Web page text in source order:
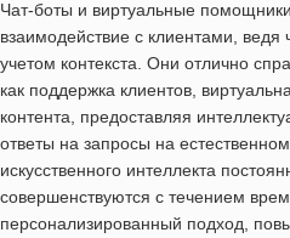
Чат-боты и виртуальные
взаимодействие с клиентами,
учетом контекста. Они отлично
как поддержка клиентов,
контента, предоставляя
ответы на запросы на
искусственного интеллекта
совершенствуются с течением
персонализированный подход,